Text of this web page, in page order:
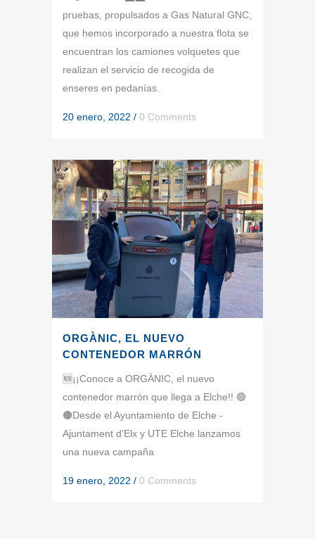
pruebas, propulsados a Gas Natural GNC,
que hemos incorporado a nuestra flota se
encuentran los camiones volquetes que
realizan el servicio de recogida de
enseres en pedanías.
20 enero, 2022 / 0 Comments
ORGÀNIC, EL NUEVO
CONTENEDOR MARRÓN
🆕¡¡Conoce a ORGÀNIC, el nuevo
contenedor marrón que llega a Elche!! 🟢
🟤Desde el Ayuntamiento de Elche -
Ajuntament d'Elx y UTE Elche lanzamos
una nueva campaña
19 enero, 2022 / 0 Comments